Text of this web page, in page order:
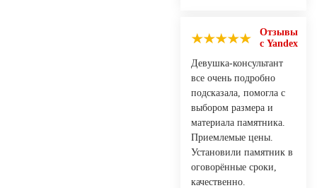
Отзывы
с Yandex
Девушка-консультант
все очень подробно
подсказала, помогла с
выбором размера и
материала памятника.
Приемлемые цены.
Установили памятник в
оговорённые сроки,
качественно.